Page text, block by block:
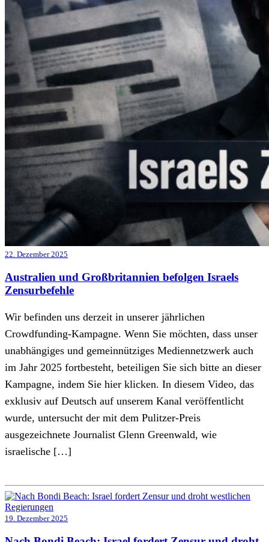
22. Dezember 2025
Australien und Großbritannien befolgen Israels
Zensurbefehle
Wir befinden uns derzeit in unserer jährlichen
Crowdfunding-Kampagne. Wenn Sie möchten, dass unser
unabhängiges und gemeinnütziges Mediennetzwerk auch
im Jahr 2025 fortbesteht, beteiligen Sie sich bitte an dieser
Kampagne, indem Sie hier klicken. In diesem Video, das
exklusiv auf Deutsch auf unserem Kanal veröffentlicht
wurde, untersucht der mit dem Pulitzer-Preis
ausgezeichnete Journalist Glenn Greenwald, wie
israelische […]
19. Dezember 2025